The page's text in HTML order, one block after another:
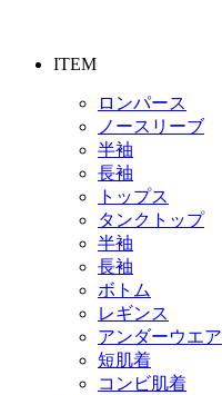
ITEM
ロンパース
ノースリーブ
半袖
⻑袖
トップス
タンクトップ
半袖
⻑袖
ボトム
レギンス
アンダーウエア
短肌着
コンビ肌着